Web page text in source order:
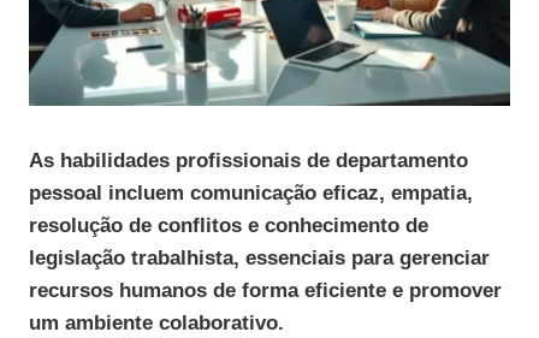
As habilidades profissionais de departamento
pessoal incluem comunicação eficaz, empatia,
resolução de conflitos e conhecimento de
legislação trabalhista, essenciais para gerenciar
recursos humanos de forma eficiente e promover
um ambiente colaborativo.